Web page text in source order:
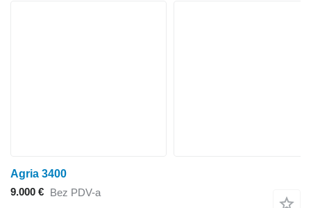
Agria 3400
9.000 € Bez PDV-a